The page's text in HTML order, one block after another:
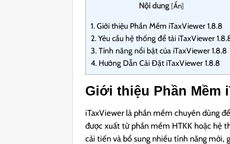
Nội dung [Ẩn]
1. Giới thiệu Phần Mềm iTaxViewer 1.8.8
2. Yêu cầu hệ thống để tải iTaxViewer
3. Tính năng nổi bật của iTaxViewer 1.8.8
4. Hướng Dẫn Cài Đặt iTaxViewer 1.8.8
Giới thiệu Phần Mềm
iTaxViewer là phần mềm chuyên dùng
được xuất từ phần mềm HTKK hoặc hệ
cải tiến và bổ sung nhiều tính năng mới,